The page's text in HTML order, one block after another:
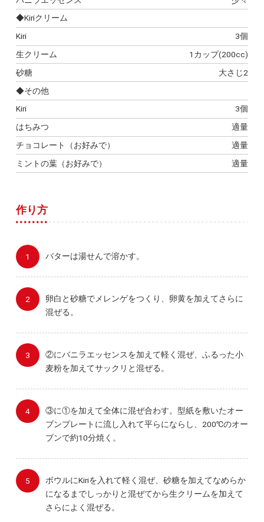
◆Kiriクリーム
Kiri
3個
生クリーム
1カップ(200cc)
砂糖
大さじ2
◆その他
Kiri
3個
はちみつ
適量
チョコレート（お好みで）
適量
ミントの葉（お好みで）
適量
作り方
バターは湯せんで溶かす。
卵白と砂糖でメレンゲをつくり、卵黄を加えてさらに
混ぜる。
②にバニラエッセンスを加えて軽く混ぜ、ふるった小
麦粉を加えてサックリと混ぜる。
③に①を加えて全体に混ぜ合わす。型紙を敷いたオー
ブンプレートに流し入れて平らにならし、200℃のオー
ブンで約10分焼く。
ボウルにKiriを入れて軽く混ぜ、砂糖を加えてなめらか
になるまでしっかりと混ぜてから生クリームを加えて
さらによく混ぜる。